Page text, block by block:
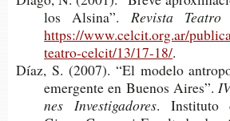
los Alsina”. Revis­ta Tea­tro
https://www.celcit.org.ar/
teatro-celcit/13/17-18/.
Díaz, S. (2007). “El mode­lo
emer­gen­te en Bue­nos Aires”.
nes Investigadores. Ins­ti­tu­to